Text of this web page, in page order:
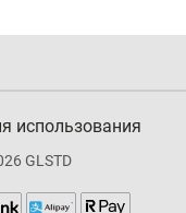
использования
GLSTD